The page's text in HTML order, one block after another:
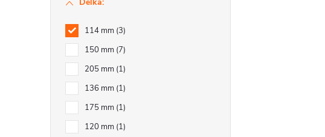
114 mm 3
150 mm 7
205 mm 1
136 mm 1
175 mm 1
120 mm 1